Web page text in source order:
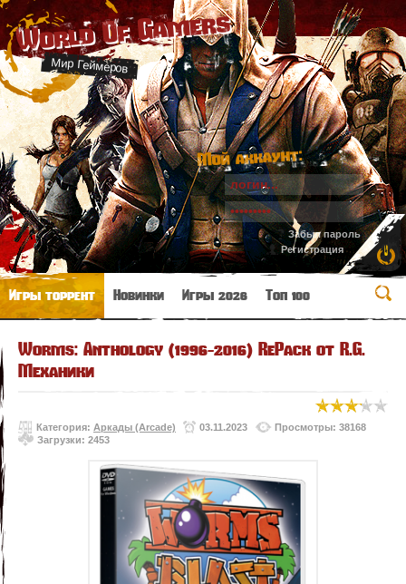
World Of Gamers
Мир Геймеров
Мой аккаунт:
Забыл пароль
Регистрация
Игры торрент Новинки Игры 2026 Топ 100
Worms: Anthology (1996-2016) RePack от R.G.
Механики
Категория: Аркады (Arcade) 03.11.2023
Просмотры: 38168
Загрузки: 2453